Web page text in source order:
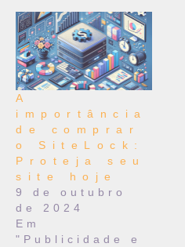
A
importância
de comprar
o SiteLock:
Proteja seu
site hoje
9 de outubro
de 2024
Em
"Publicidade e